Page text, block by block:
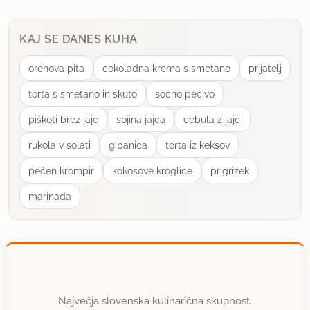
uporabno
član od 2008 97 sporočil
15.8.2014 ob 21:12
Neverjetno kako preprosta in odlična jed :) čista
petica :)
uporabno
Takega se spomnim iz otroštva. Hvala za recept!
KAJ SE DANES KUHA
orehova pita cokoladna krema s smetano prijatelj
torta s smetano in skuto socno pecivo
piškoti brez jajc sojina jajca cebula z jajci
rukola v solati gibanica torta iz keksov
pećen krompir kokosove kroglice prigrizek
marinada
Največja slovenska kulinarična skupnost.